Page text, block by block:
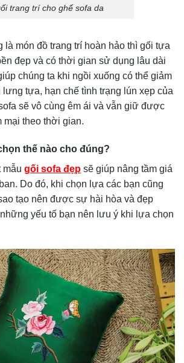
trang trí cho ghế sofa da
là món đồ trang trí hoàn hảo thì gối tựa
đẹp và có thời gian sử dụng lâu dài
chúng ta khi ngồi xuống có thể giảm
tựa, hạn chế tình trạng lún xẹp của
sẽ vô cùng êm ái và vẫn giữ được
mại theo thời gian.
thế nào cho đúng?
mẫu gối sofa đẹp sẽ giúp nâng tầm giá
Do đó, khi chọn lựa các bạn cũng
tạo nên được sự hài hòa và đẹp
yếu tố bạn nên lưu ý khi lựa chọn